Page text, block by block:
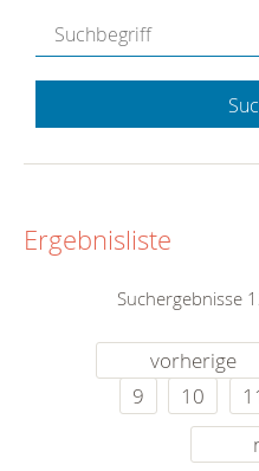
Ergebnisliste
Suchergebnisse
vorherige
9
10